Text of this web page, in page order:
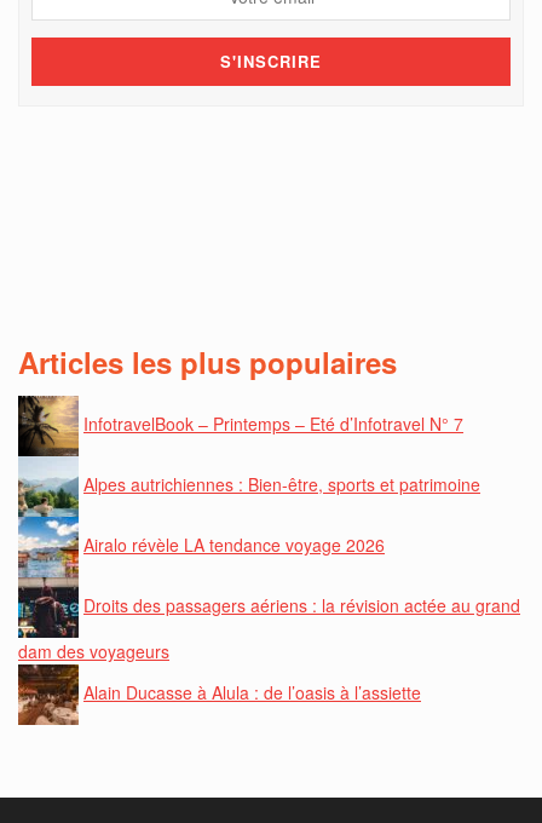
Articles les plus populaires
InfotravelBook – Printemps – Eté d’Infotravel N° 7
Alpes autrichiennes : Bien-être, sports et patrimoine
Airalo révèle LA tendance voyage 2026
Droits des passagers aériens : la révision actée au grand
dam des voyageurs
Alain Ducasse à Alula : de l’oasis à l’assiette